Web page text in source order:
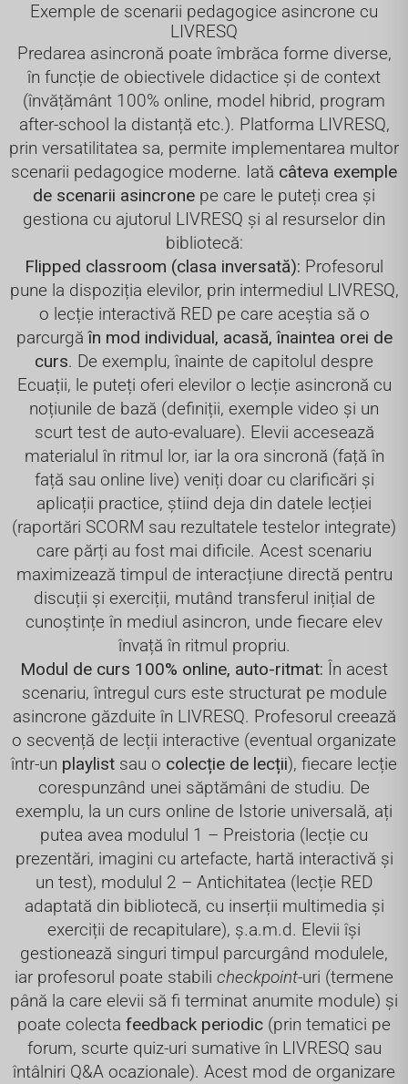
Exemple de scenarii pedagogice asincrone cu
LIVRESQ
Predarea asincronă poate îmbrăca forme diverse,
în funcție de obiectivele didactice și de context
(învățământ 100% online, model hibrid, program
after-school la distanță etc.). Platforma LIVRESQ,
prin versatilitatea sa, permite implementarea multor
scenarii pedagogice moderne. Iată câteva exemple
de scenarii asincrone pe care le puteți crea și
gestiona cu ajutorul LIVRESQ și al resurselor din
bibliotecă:
Flipped classroom (clasa inversată): Profesorul
pune la dispoziția elevilor, prin intermediul LIVRESQ,
o lecție interactivă RED pe care aceștia să o
parcurgăîn mod individual, acasă, înaintea orei de
curs. De exemplu, înainte de capitolul despre
Ecuații, le puteți oferi elevilor o lecție asincronă cu
noțiunile de bază (definiții, exemple video și un
scurt test de auto-evaluare). Elevii accesează
materialul în ritmul lor, iar la ora sincronă (față în
față sau online live) veniți doar cu clarificări și
aplicații practice, știind deja din datele lecției
(raportări SCORM sau rezultatele testelor integrate)
care părți au fost mai dificile. Acest scenariu
maximizează timpul de interacțiune directă pentru
discuții și exerciții, mutând transferul inițial de
cunoștințe în mediul asincron, unde fiecare elev
învață în ritmul propriu.
Modul de curs 100% online, auto-ritmat: În acest
scenariu, întregul curs este structurat pe module
asincrone găzduite în LIVRESQ. Profesorul creează
o secvență de lecții interactive (eventual organizate
într-un playlist sau o colecție de lecții), fiecare lecție
corespunzând unei săptămâni de studiu. De
exemplu, la un curs online de Istorie universală, ați
putea avea modulul 1 – Preistoria (lecție cu
prezentări, imagini cu artefacte, hartă interactivă și
un test), modulul 2 – Antichitatea (lecție RED
adaptată din bibliotecă, cu inserții multimedia și
exerciții de recapitulare), ș.a.m.d. Elevii își
gestionează singuri timpul parcurgând modulele,
iar profesorul poate stabili checkpoint-uri (termene
până la care elevii să fi terminat anumite module) și
poate colecta feedback periodic (prin tematici pe
forum, scurte quiz-uri sumative în LIVRESQ sau
întâlniri Q&A ocazionale). Acest mod de organizare